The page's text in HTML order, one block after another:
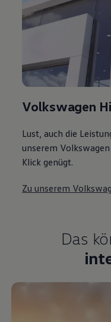
Volkswagen
Lust, auch die
unserem
Klick genügt.
Zu unserem
Das